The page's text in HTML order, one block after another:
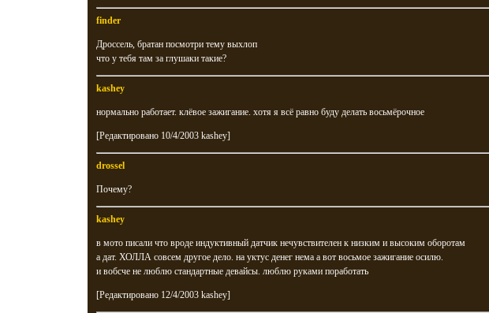
finder
Дроссель, братан посмотри тему выхлоп
что у тебя там за глушаки такие?
kashey
нормально работает. клёвое зажигание. хотя я всё равно буду делать восьмёрочное
[Редактировано 10/4/2003 kashey]
drossel
Почему?
kashey
в мото писали что вроде индуктивный датчик нечувствителен к низким и высоким оборотам
а дат. ХОЛЛА совсем другое дело. на уктус денег нема а вот восьмое зажигание осилю.
и вобсче не люблю стандартные девайсы. люблю руками поработать
[Редактировано 12/4/2003 kashey]